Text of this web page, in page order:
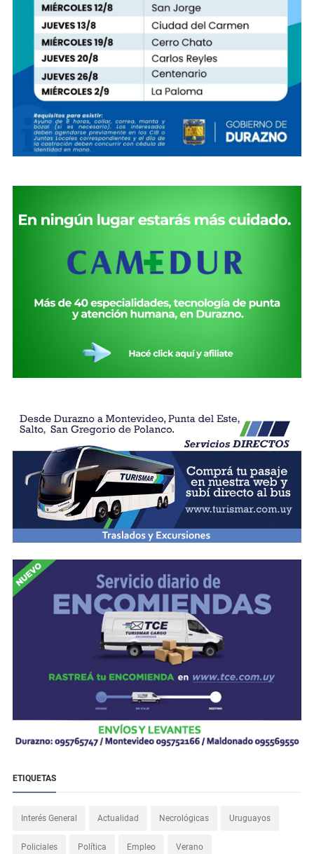
ETIQUETAS
Interés General Actualidad Necrológicas Uruguayos
Policiales Política Empleo Verano